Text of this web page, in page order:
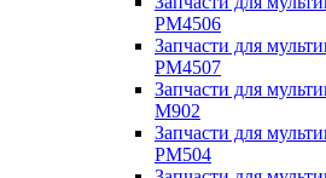
PM4506
Запчасти для
PM4507
Запчасти для
M902
Запчасти для
PM504